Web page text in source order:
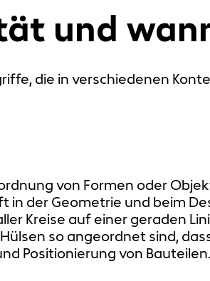
und
die in verschiedenen
von Formen oder
in der Geometrie und beim
Kreise auf einer geraden
so angeordnet sind,
Positionierung von Bauteilen.